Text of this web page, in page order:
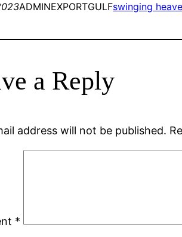
ADMINEXPORTGULFswinging
a Reply
address will not be published.
*